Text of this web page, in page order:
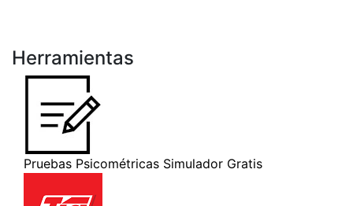
Herramientas